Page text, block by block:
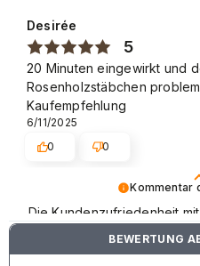
Einkäufen in unserem
Kommentar
Die Kundenzufriedenheit
ist uns sehr wichtig und wir
Desirée
5
20 Minuten eingewirkt und
Rosenholzstäbchen
Kaufempfehlung
6/11/2025
0
0
BEWERTUNG